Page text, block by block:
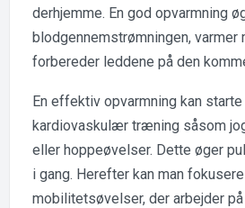
derhjemme. En god opvarmning
blodgennemstrømningen, varmer
forbereder leddene på den
En effektiv opvarmning kan
kardiovaskulær træning såsom
eller hoppeøvelser. Dette øger
i gang. Herefter kan man
mobilitetsøvelser, der arbejder